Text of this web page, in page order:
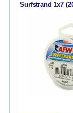
Surfstrand 1x7